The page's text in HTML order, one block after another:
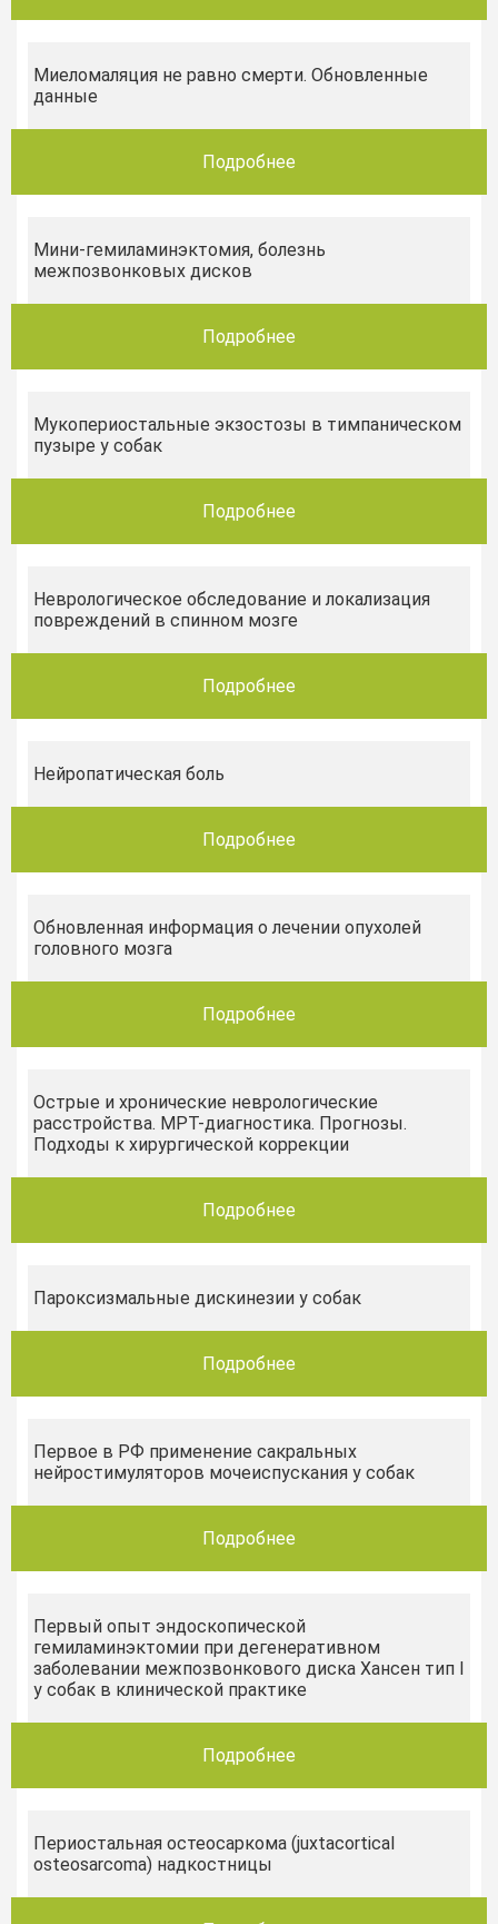
Миеломаляция не равно смерти. Обновленные
данные
Подробнее
Мини-гемиламинэктомия, болезнь
межпозвонковых дисков
Подробнее
Мукопериостальные экзостозы в тимпаническом
пузыре у собак
Подробнее
Неврологическое обследование и локализация
повреждений в спинном мозге
Подробнее
Нейропатическая боль
Подробнее
Обновленная информация о лечении опухолей
головного мозга
Подробнее
Острые и хронические неврологические
расстройства. МРТ-диагностика. Прогнозы.
Подходы к хирургической коррекции
Подробнее
Пароксизмальные дискинезии у собак
Подробнее
Первое в РФ применение сакральных
нейростимуляторов мочеиспускания у собак
Подробнее
Первый опыт эндоскопической
гемиламинэктомии при дегенеративном
заболевании межпозвонкового диска Хансен тип I
у собак в клинической практике
Подробнее
Периостальная остеосаркома (juxtacortical
osteosarcoma) надкостницы